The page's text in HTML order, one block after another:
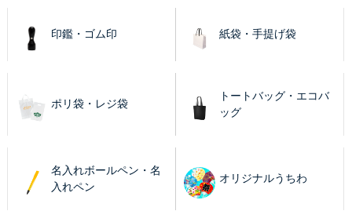
印鑑・ゴム印 紙袋・手提げ袋
ポリ袋・レジ袋
トートバッグ・エコバ
ッグ
名入れボールペン・名
入れペン
オリジナルうちわ